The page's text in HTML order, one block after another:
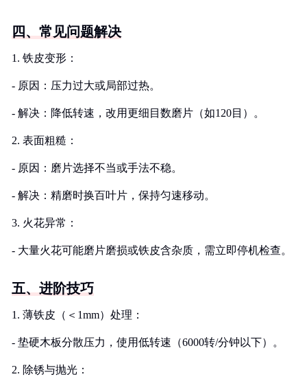
四、常见问题解决
1. 铁皮变形：
- 原因：压力过大或局部过热。
- 解决：降低转速，改用更细目数磨片（如120目）。
2. 表面粗糙：
- 原因：磨片选择不当或手法不稳。
- 解决：精磨时换百叶片，保持匀速移动。
3. 火花异常：
- 大量火花可能磨片磨损或铁皮含杂质，需立即停机检查。
五、进阶技巧
1. 薄铁皮（＜1mm）处理：
- 垫硬木板分散压力，使用低转速（6000转/分钟以下）。
2. 除锈与抛光：